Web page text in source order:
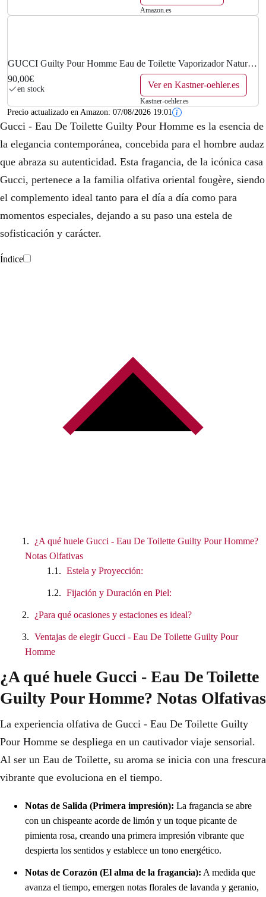
Amazon.es
GUCCI Guilty Pour Homme Eau de Toilette Vaporizador Natural
50ml
90,00€
en stock Ver en Kastner-oehler.es
Kastner-oehler.es
Precio actualizado en Amazon: 07/08/2026 19:01
Gucci - Eau De Toilette Guilty Pour Homme es la esencia de
la elegancia contemporánea, concebida para el hombre audaz
que abraza su autenticidad. Esta fragancia, de la icónica casa
Gucci, pertenece a la familia olfativa oriental fougère, siendo
el complemento ideal tanto para el día a día como para
momentos especiales, dejando a su paso una estela de
sofisticación y carácter.
Índice
¿A qué huele Gucci - Eau De Toilette Guilty Pour Homme?
Notas Olfativas
Estela y Proyección:
Fijación y Duración en Piel:
¿Para qué ocasiones y estaciones es ideal?
Ventajas de elegir Gucci - Eau De Toilette Guilty Pour
Homme
¿A qué huele Gucci - Eau De Toilette
Guilty Pour Homme? Notas Olfativas
La experiencia olfativa de Gucci - Eau De Toilette Guilty
Pour Homme se despliega en un cautivador viaje sensorial.
Al ser un Eau de Toilette, su aroma se inicia con una frescura
vibrante que evoluciona en el tiempo.
Notas de Salida (Primera impresión): La fragancia se abre
con un chispeante acorde de limón y un toque picante de
pimienta rosa, creando una primera impresión vibrante que
despierta los sentidos y establece un tono energético.
Notas de Corazón (El alma de la fragancia): A medida que
avanza el tiempo, emergen notas florales de lavanda y geranio,